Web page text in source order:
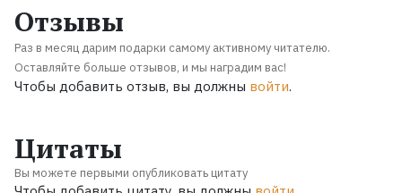
Отзывы
Раз в месяц дарим подарки самому активному читателю.
Оставляйте больше отзывов, и мы наградим вас!
Чтобы добавить отзыв, вы должны войти.
Цитаты
Вы можете первыми опубликовать цитату